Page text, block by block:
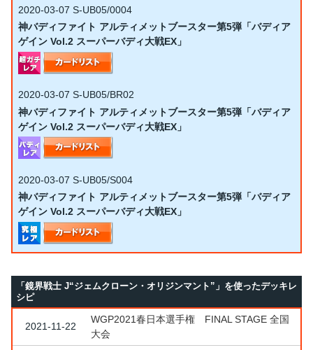
2020-03-07 S-UB05/0004
神バディファイト アルティメットブースター第5弾「バディア
ゲイン Vol.2 スーパーバディ大戦EX」
2020-03-07 S-UB05/BR02
神バディファイト アルティメットブースター第5弾「バディア
ゲイン Vol.2 スーパーバディ大戦EX」
2020-03-07 S-UB05/S004
神バディファイト アルティメットブースター第5弾「バディア
ゲイン Vol.2 スーパーバディ大戦EX」
「鏡界戦士 J“ジェムクローン・オリジンマント”」を使ったデッキレ
シピ
2021-11-22
WGP2021春日本選手権 FINAL STAGE 全国
大会